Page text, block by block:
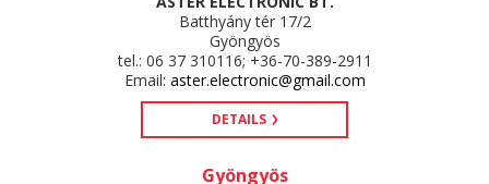
Batthyány tér 17/2
Gyöngyös
tel.: 06 37 310116; +36-70-389-2911
Email: aster.electronic@gmail.com
DETAILS
Gyöngyös